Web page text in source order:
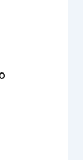
proprio,
ad